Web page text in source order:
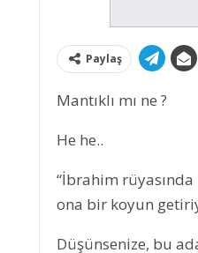
Paylaş
Mantıklı mı ne ?
He he..
“İbrahim
ona bir koyun
Düşünsenize, bu